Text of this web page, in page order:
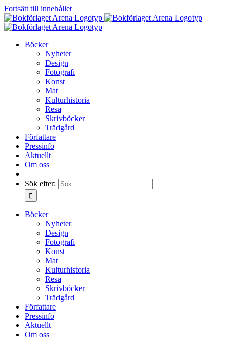
Fortsätt till innehållet
Böcker
Nyheter
Design
Fotografi
Konst
Mat
Kulturhistoria
Resa
Skrivböcker
Trädgård
Författare
Pressinfo
Aktuellt
Om oss
Sök efter:
Böcker
Nyheter
Design
Fotografi
Konst
Mat
Kulturhistoria
Resa
Skrivböcker
Trädgård
Författare
Pressinfo
Aktuellt
Om oss